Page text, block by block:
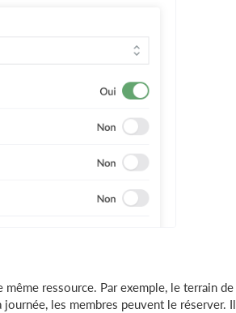
ressource. Par exemple, le terrain de
les membres peuvent le réserver. Il